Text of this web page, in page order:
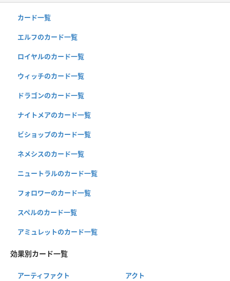
カード一覧
エルフのカード一覧
ロイヤルのカード一覧
ウィッチのカード一覧
ドラゴンのカード一覧
ナイトメアのカード一覧
ビショップのカード一覧
ネメシスのカード一覧
ニュートラルのカード一覧
フォロワーのカード一覧
スペルのカード一覧
アミュレットのカード一覧
効果別カード一覧
アーティファクト アクト